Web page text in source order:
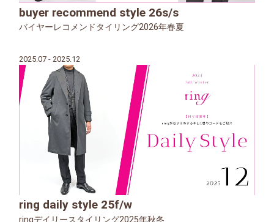
buyer recommend style 26s/s
バイヤーレコメンドタイリング2026年春夏
2025.07 - 2025.12
ring daily style 25f/w